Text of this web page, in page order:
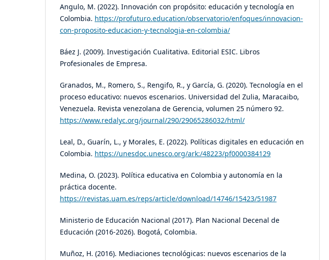
Angulo, M. (2022). Innovación con propósito: educación y tecnología en
Colombia. https://profuturo.education/observatorio/enfoques/innovacion-
con-proposito-educacion-y-tecnologia-en-colombia/
Báez J. (2009). Investigación Cualitativa. Editorial ESIC. Libros
Profesionales de Empresa.
Granados, M., Romero, S., Rengifo, R., y García, G. (2020). Tecnología en el
proceso educativo: nuevos escenarios. Universidad del Zulia, Maracaibo,
Venezuela. Revista venezolana de Gerencia, volumen 25 número 92.
https://www.redalyc.org/journal/290/29065286032/html/
Leal, D., Guarín, L., y Morales, E. (2022). Políticas digitales en educación en
Colombia. https://unesdoc.unesco.org/ark:/48223/pf0000384129
Medina, O. (2023). Política educativa en Colombia y autonomía en la
práctica docente.
https://revistas.uam.es/reps/article/download/14746/15423/51987
Ministerio de Educación Nacional (2017). Plan Nacional Decenal de
Educación (2016-2026). Bogotá, Colombia.
Muñoz, H. (2016). Mediaciones tecnológicas: nuevos escenarios de la